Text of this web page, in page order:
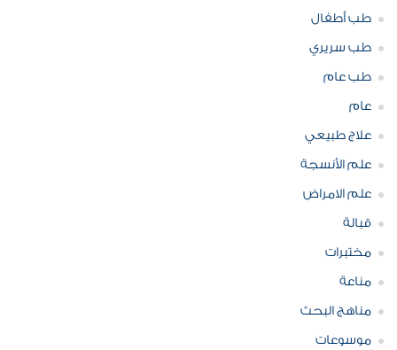
طب أطفال
طب سريري
طب عام
عام
علاج طبيعي
علم الأنسجة
علم الامراض
قبالة
مختبرات
مناعة
مناهج البحث
موسوعات